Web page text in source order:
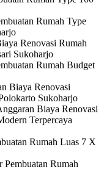
Rumah Type
Renovasi Rumah
Sukoharjo
Rumah Budget
Biaya Renovasi
Sukoharjo
Biaya Renovasi
Terpercaya
Rumah Luas 7 X
Rumah